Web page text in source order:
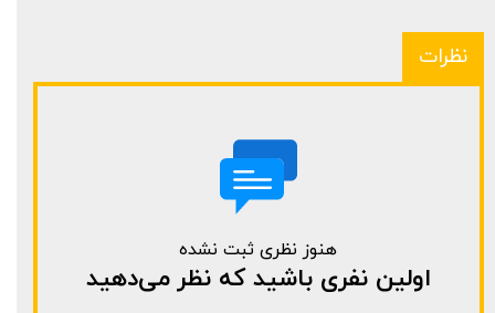
نظرات
هنوز نظری ثبت نشده
اولین نفری باشید که نظر می‌دهید